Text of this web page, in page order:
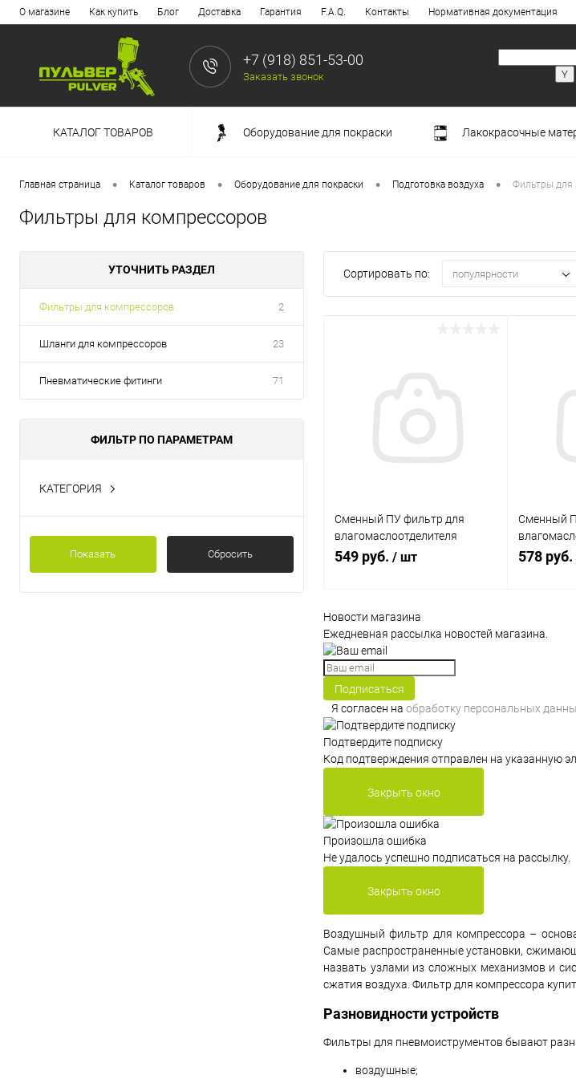
О магазине Как купить Блог Доставка Гарантия F.A.Q. Контакты Нормативная документация
+7 (918) 851-53-00
Заказать звонок
КАТАЛОГ ТОВАРОВ Оборудование для покраски Лакокрасочные
Главная страница • Каталог товаров • Оборудование для покраски • Подготовка воздуха • Фильтры для
Фильтры для компрессоров
УТОЧНИТЬ РАЗДЕЛ
Фильтры для компрессоров 2
Шланги для компрессоров 23
Пневматические фитинги 71
ФИЛЬТР ПО ПАРАМЕТРАМ
КАТЕГОРИЯ
Показать Сбросить
Сортировать по: популярности
Сменный ПУ фильтр для
влагомаслоотделителя
S806/S806-A
549 руб. / шт
В корзину
Купить в 1
клик
Сравнение
В избранное В наличии
Сменный
L906/L906-
578 руб.
В
Новости магазина
Ежедневная рассылка новостей магазина.
Подписаться
Я согласен на обработку персональных
Подтвердите подписку
Код подтверждения отправлен на указанную
Закрыть окно
Произошла ошибка
Не удалось успешно подписаться на рассылку.
Закрыть окно
Воздушный фильтр для компрессора –
Самые распространенные установки,
назвать узлами из сложных механизмов и
сжатия воздуха. Фильтр для компрессора
Разновидности устройств
Фильтры для пневмоиструментов бывают
воздушные;